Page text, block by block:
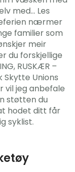
med… Les
nærmer
familier som
meir
du forskjellige
RUSKÆR –
Skytte Unions
vil jeg anbefale
støtten du
hodet ditt får
syklist.